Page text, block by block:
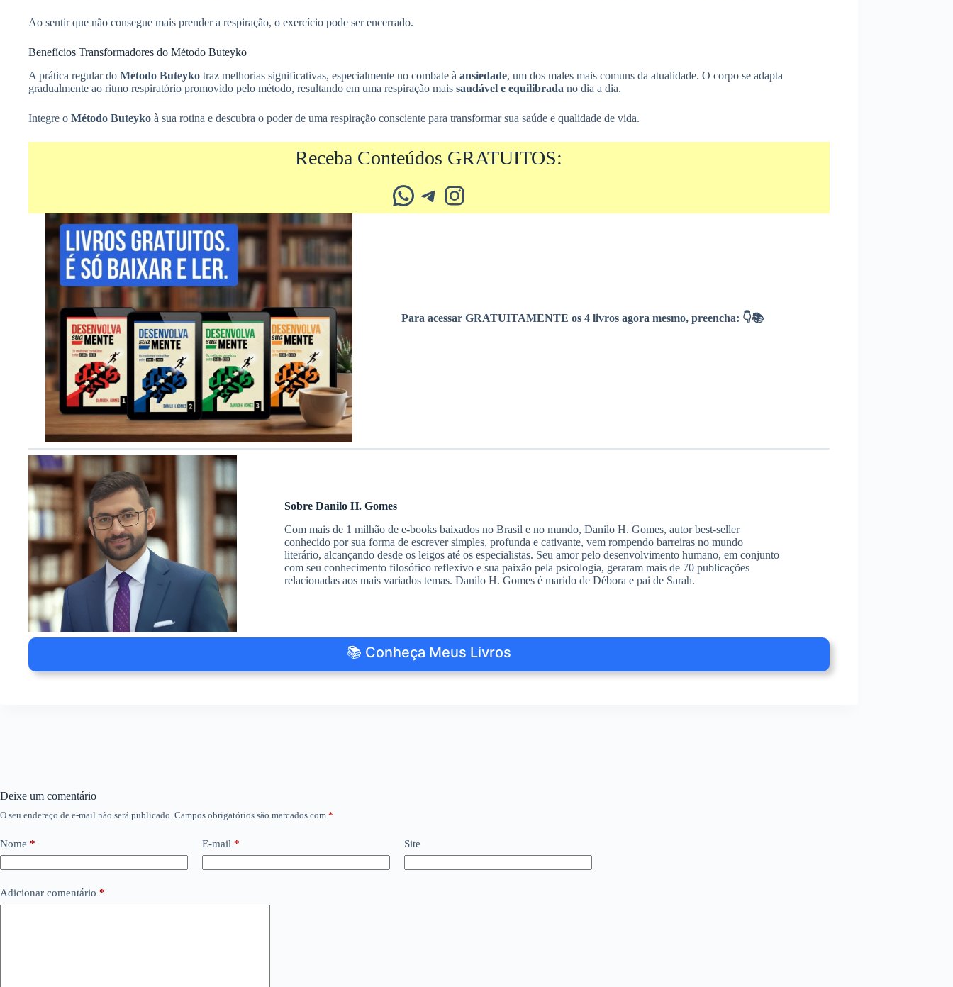
Ao sentir que não consegue mais prender a respiração, o exercício pode ser encerrado.
Benefícios Transformadores do Método Buteyko
A prática regular do Método Buteyko traz melhorias significativas, especialmente no combate à ansiedade, um dos males mais comuns da atualidade. O corpo se adapta
gradualmente ao ritmo respiratório promovido pelo método, resultando em uma respiração mais saudável e equilibrada no dia a dia.
Integre o Método Buteyko à sua rotina e descubra o poder de uma respiração consciente para transformar sua saúde e qualidade de vida.
Receba Conteúdos GRATUITOS:
Whatsapp Telegram Instagram
Para acessar GRATUITAMENTE os 4 livros agora mesmo, preencha: 👇📚
Sobre Danilo H. Gomes
Com mais de 1 milhão de e-books baixados no Brasil e no mundo, Danilo H. Gomes, autor best-seller
conhecido por sua forma de escrever simples, profunda e cativante, vem rompendo barreiras no mundo
literário, alcançando desde os leigos até os especialistas. Seu amor pelo desenvolvimento humano, em conjunto
com seu conhecimento filosófico reflexivo e sua paixão pela psicologia, geraram mais de 70 publicações
relacionadas aos mais variados temas. Danilo H. Gomes é marido de Débora e pai de Sarah.
📚 Conheça Meus Livros
Deixe um comentário
O seu endereço de e-mail não será publicado. Campos obrigatórios são marcados com *
Nome * E-mail * Site
Adicionar comentário *